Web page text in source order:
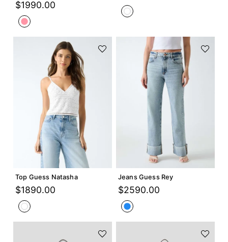
$1990.00
Agregar +
Top Guess Natasha
$1890.00
Agregar +
Jeans Guess Rey
$2590.00